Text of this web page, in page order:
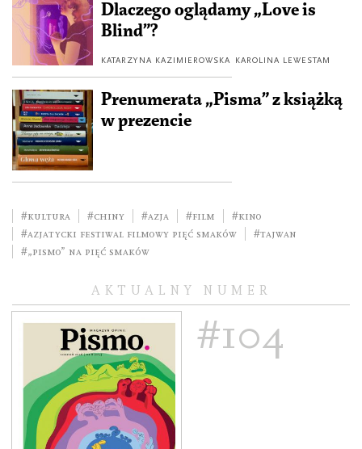
Dlaczego oglądamy „Love is
Blind”?
KATARZYNA KAZIMIEROWSKA KAROLINA LEWESTAM
Prenumerata „Pisma” z książką
w prezencie
#kultura #Chiny #Azja #film
#kino
#Azjatycki Festiwal Filmowy Pięć Smaków
#Tajwan
#„Pismo” na Pięć Smaków
AKTUALNY NUMER
#104